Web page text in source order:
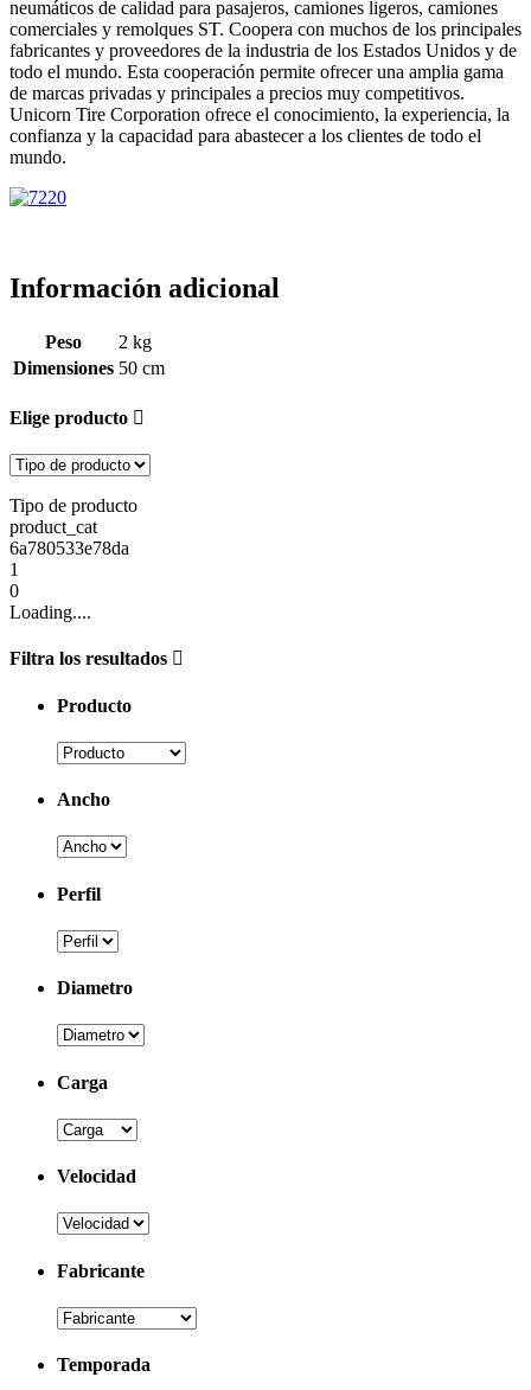
neumáticos de calidad para pasajeros, camiones ligeros, camiones
comerciales y remolques ST. Coopera con muchos de los principales
fabricantes y proveedores de la industria de los Estados Unidos y de
todo el mundo. Esta cooperación permite ofrecer una amplia gama
de marcas privadas y principales a precios muy competitivos.
Unicorn Tire Corporation ofrece el conocimiento, la experiencia, la
confianza y la capacidad para abastecer a los clientes de todo el
mundo.
Información adicional
Peso
2 kg
Dimensiones 50 cm
Elige producto
Tipo de producto
product_cat
6a780533e78da
1
0
Loading....
Filtra los resultados
Producto
Ancho
Perfil
Diametro
Carga
Velocidad
Fabricante
Temporada